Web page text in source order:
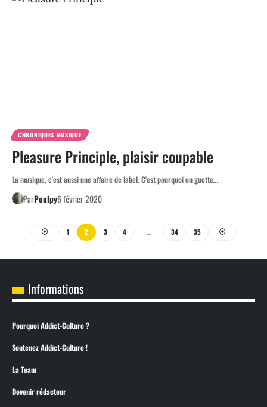
CHRONIQUES MUSIQUE
Pleasure Principle, plaisir coupable
La musique, c'est aussi une affaire de label. C'est pourquoi on guette…
ParPoulpy6 février 2020
1 2 3 4 … 34 35
Informations
Pourquoi Addict-Culture ?
Soutenez Addict-Culture !
La Team
Devenir rédacteur